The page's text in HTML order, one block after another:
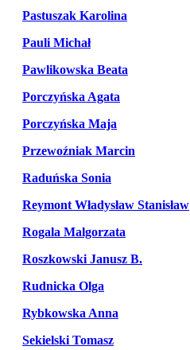
Pastuszak Karolina
Pauli Michał
Pawlikowska Beata
Porczyńska Agata
Porczyńska Maja
Przewoźniak Marcin
Raduńska Sonia
Reymont Władysław Stanisław
Rogala Malgorzata
Roszkowski Janusz B.
Rudnicka Olga
Rybkowska Anna
Sekielski Tomasz